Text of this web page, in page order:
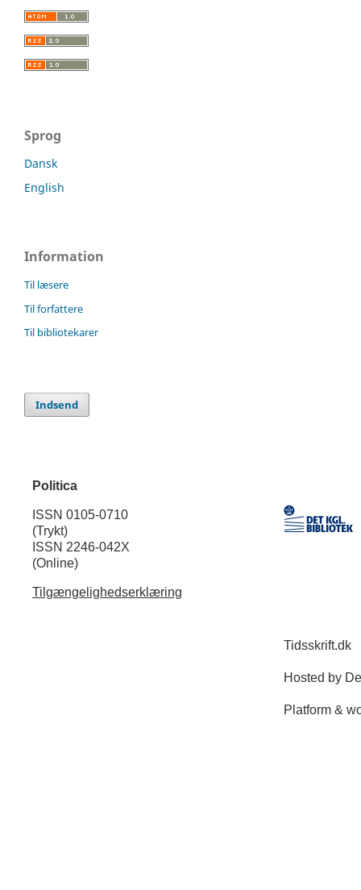
Sprog
Dansk
English
Information
Til læsere
Til forfattere
Til bibliotekarer
Indsend
Politica
ISSN 0105-0710
(Trykt)
ISSN 2246-042X
(Online)
Tilgængelighedserklæring